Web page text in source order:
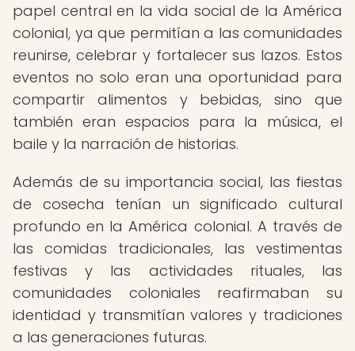
papel central en la vida social de la América
colonial, ya que permitían a las comunidades
reunirse, celebrar y fortalecer sus lazos. Estos
eventos no solo eran una oportunidad para
compartir alimentos y bebidas, sino que
también eran espacios para la música, el
baile y la narración de historias.
Además de su importancia social, las fiestas
de cosecha tenían un significado cultural
profundo en la América colonial. A través de
las comidas tradicionales, las vestimentas
festivas y las actividades rituales, las
comunidades coloniales reafirmaban su
identidad y transmitían valores y tradiciones
a las generaciones futuras.